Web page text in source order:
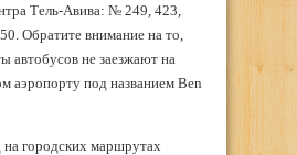
Тель-Авива: № 249, 423,
Обратите внимание на то,
автобусов не заезжают на
аэропорту под названием Ben
на городских маршрутах